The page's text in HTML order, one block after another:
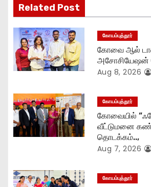
a
t
i
n
Related Post
கோயம்புத்தூர்
கோவை ஆல்
அசோசியேஷன்
Aug 8, 2026
கோயம்புத்தூர்
கோவையில்
வீட்டுமனை
தொடக்கம்..,
Aug 7, 2026
கோயம்புத்தூர்